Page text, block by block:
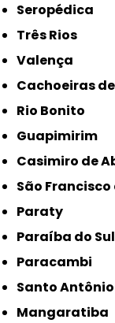
Seropédica
Três Rios
Valença
Cachoeiras
Rio Bonito
Guapimirim
Casimiro de
São
Paraty
Paraíba do Sul
Paracambi
Santo
Mangaratiba